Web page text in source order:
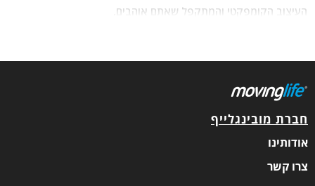
העיצוב הקומפקטי והמתקפל שאתם אוהבים.
חברת מובינגלייף
אודותינו
צרו קשר